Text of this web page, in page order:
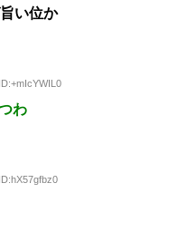
い位か
わ